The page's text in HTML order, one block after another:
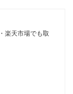
楽天市場でも取